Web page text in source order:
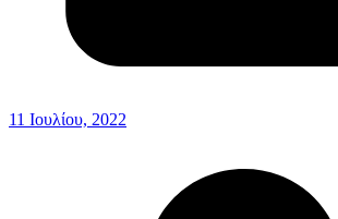
11 Ιουλίου, 2022